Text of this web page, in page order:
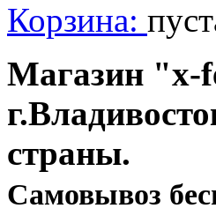
Корзина:
Магазин "x-
страны.
Cамовывоз